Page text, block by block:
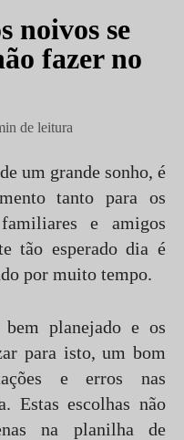
noivos se
fazer no
de leitura
um grande sonho, é
tanto para os
e amigos
tão esperado dia é
por muito tempo.
bem planejado e os
para isto, um bom
e erros nas
Estas escolhas não
na planilha de